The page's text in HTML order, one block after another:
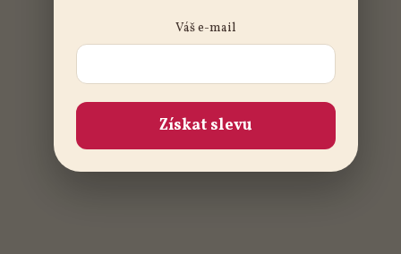
Váš e-mail
Získat slevu